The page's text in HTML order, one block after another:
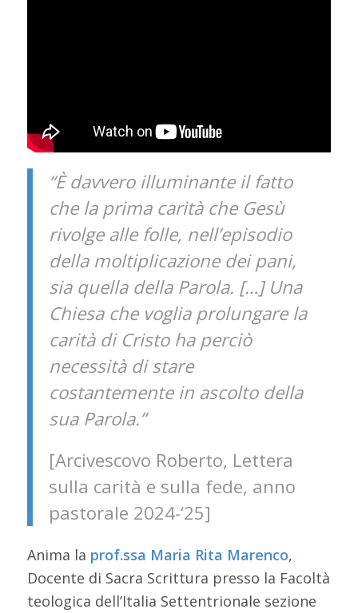
“È davvero illuminante il fatto
che la prima carità che Gesù
rivolge alle folle, nell’episodio
della moltiplicazione dei pani,
sia quella della Parola. […] Una
Chiesa che voglia prolungare la
carità di Cristo ha perciò
necessità di stare
costantemente in ascolto della
sua Parola.”
[Arcivescovo Roberto, Lettera
sulla carità e sulla fede, anno
pastorale 2024-‘25]
Anima la prof.ssa Maria Rita Marenco,
Docente di Sacra Scrittura presso la Facoltà
teologica dell’Italia Settentrionale sezione